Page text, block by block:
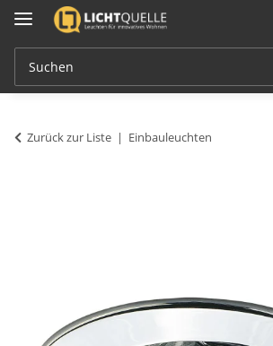
Zurück zur Liste Einbauleuchten